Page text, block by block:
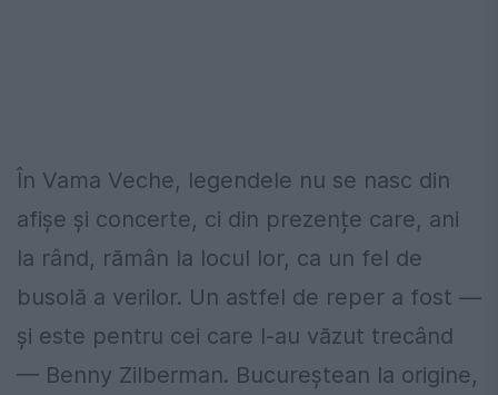
În Vama Veche, legendele nu se nasc din
afișe și concerte, ci din prezențe care, ani
la rând, rămân la locul lor, ca un fel de
busolă a verilor. Un astfel de reper a fost —
și este pentru cei care l-au văzut trecând
— Benny Zilberman. Bucureștean la origine,